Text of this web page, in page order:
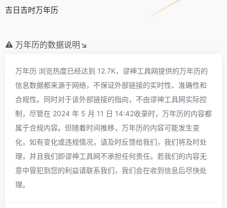
吉日吉时万年历
万年历的数据说明↘
万年历 浏览热度已经达到 12.7K，谬神工具网提供的万年历的
信息数据都来源于网络，不保证外部链接的实时性、准确性和
合规性。同时对于该外部链接的指向，不由谬神工具网实际控
制，尽管在 2024 年 5 月 11 日 14:42收录时，万年历的内容都
属于合规内容。但随着时间推移，万年历的内容可能发生变
化，如有变化或违规情况，请及时反馈给我们，我们将及时处
理，并且我们即谬神工具网不承担任何责任。若我们的内容无
意中冒犯到您的利益请联系我们，我们会在收到信息后尽快处
理。